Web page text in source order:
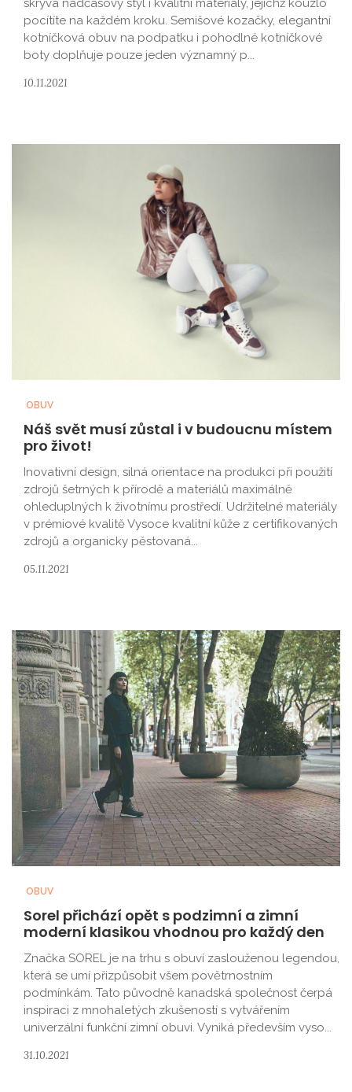
skrývá nadčasový styl i kvalitní materiály, jejichž kouzlo
pocítíte na každém kroku. Semišové kozačky, elegantní
kotníčková obuv na podpatku i pohodlné kotníčkové
boty doplňuje pouze jeden významný p...
10.11.2021
OBUV
Náš svět musí zůstal i v budoucnu místem
pro život!
Inovativní design, silná orientace na produkci při použití
zdrojů šetrných k přírodě a materiálů maximálně
ohleduplných k životnímu prostředí. Udržitelné materiály
v prémiové kvalitě Vysoce kvalitní kůže z certifikovaných
zdrojů a organicky pěstovaná...
05.11.2021
OBUV
Sorel přichází opět s podzimní a zimní
moderní klasikou vhodnou pro každý den
Značka SOREL je na trhu s obuví zaslouženou legendou,
která se umí přizpůsobit všem povětrnostním
podmínkám. Tato původně kanadská společnost čerpá
inspiraci z mnohaletých zkušeností s vytvářením
univerzální funkční zimní obuvi. Vyniká především vyso...
31.10.2021